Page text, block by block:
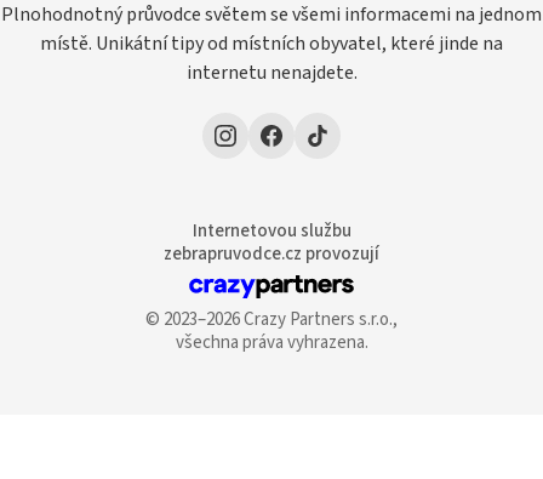
Plnohodnotný průvodce světem se všemi informacemi na jednom
místě. Unikátní tipy od místních obyvatel, které jinde na
internetu nenajdete.
Internetovou službu
zebrapruvodce.cz provozují
© 2023–2026 Crazy Partners s.r.o.,
všechna práva vyhrazena.